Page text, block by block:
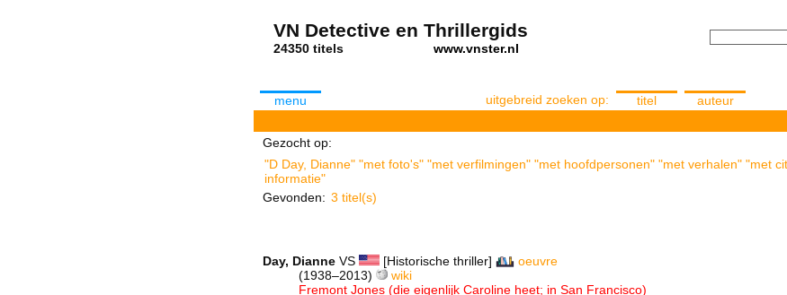
VN Detective en Thrillergids
24350 titels www.vnster.nl
menu uitgebreid zoeken op: titel auteur
Gezocht op:
"D Day, Dianne" "met foto's" "met verfilmingen" "met hoofdpersonen" "met verhalen" "met
informatie"
Gevonden: 3 titel(s)
Day, Dianne VS [Historische thriller]
oeuvre
(1938–2013)
wiki
Fremont Jones (die eigenlijk Caroline heet; in San Francisco)